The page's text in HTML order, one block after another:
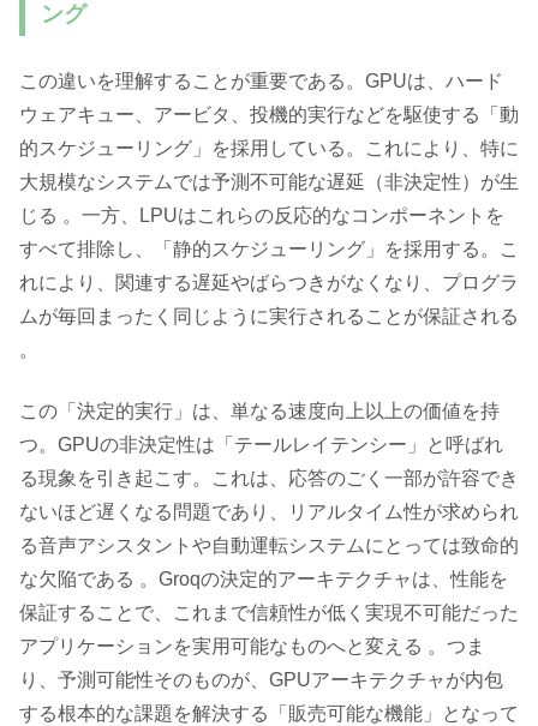
ング
この違いを理解することが重要である。GPUは、ハード
ウェアキュー、アービタ、投機的実行などを駆使する「動
的スケジューリング」を採用している。これにより、特に
大規模なシステムでは予測不可能な遅延（非決定性）が生
じる 。一方、LPUはこれらの反応的なコンポーネントを
すべて排除し、「静的スケジューリング」を採用する。こ
れにより、関連する遅延やばらつきがなくなり、プログラ
ムが毎回まったく同じように実行されることが保証される
。
この「決定的実行」は、単なる速度向上以上の価値を持
つ。GPUの非決定性は「テールレイテンシー」と呼ばれ
る現象を引き起こす。これは、応答のごく一部が許容でき
ないほど遅くなる問題であり、リアルタイム性が求められ
る音声アシスタントや自動運転システムにとっては致命的
な欠陥である 。Groqの決定的アーキテクチャは、性能を
保証することで、これまで信頼性が低く実現不可能だった
アプリケーションを実用可能なものへと変える 。つま
り、予測可能性そのものが、GPUアーキテクチャが内包
する根本的な課題を解決する「販売可能な機能」となって